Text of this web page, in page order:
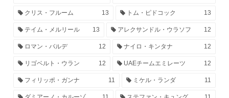
クリス・フルーム 13 トム・ピドコック 13
テイム・メルリール 13 アレクサンドル・ウラソフ 12
ロマン・バルデ 12 ナイロ・キンタナ 12
リゴベルト・ウラン 12 UAEチームエミレーツ 12
フィリッポ・ガンナ 11 ミケル・ランダ 11